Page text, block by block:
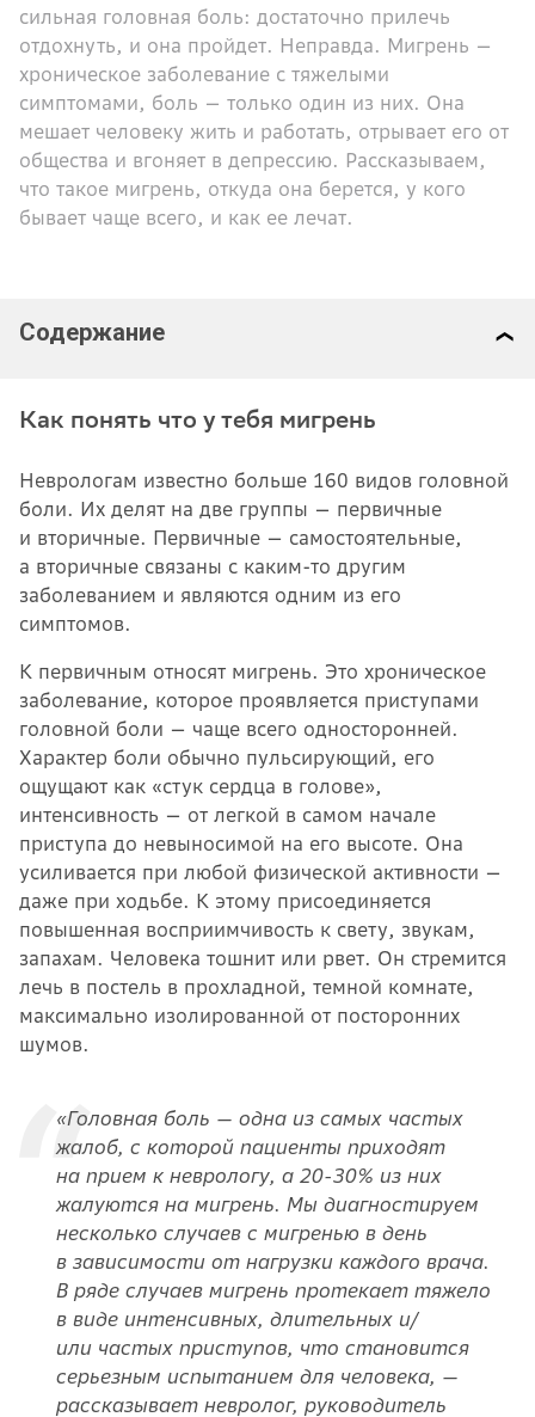
сильная головная боль: достаточно прилечь
отдохнуть, и она пройдет. Неправда. Мигрень —
хроническое заболевание с тяжелыми
симптомами, боль — только один из них. Она
мешает человеку жить и работать, отрывает его от
общества и вгоняет в депрессию. Рассказываем,
что такое мигрень, откуда она берется, у кого
бывает чаще всего, и как ее лечат.
Содержание
Как понять что у тебя мигрень
Неврологам известно больше 160 видов головной
боли. Их делят на две группы — первичные
и вторичные. Первичные — самостоятельные,
а вторичные связаны с каким-то другим
заболеванием и являются одним из его
симптомов.
К первичным относят мигрень. Это хроническое
заболевание, которое проявляется приступами
головной боли — чаще всего односторонней.
Характер боли обычно пульсирующий, его
ощущают как «стук сердца в голове»,
интенсивность — от легкой в самом начале
приступа до невыносимой на его высоте. Она
усиливается при любой физической активности —
даже при ходьбе. К этому присоединяется
повышенная восприимчивость к свету, звукам,
запахам. Человека тошнит или рвет. Он стремится
лечь в постель в прохладной, темной комнате,
максимально изолированной от посторонних
шумов.
«Головная боль — одна из самых частых
жалоб, с которой пациенты приходят
на прием к неврологу, а 20-30% из них
жалуются на мигрень. Мы диагностируем
несколько случаев с мигренью в день
в зависимости от нагрузки каждого врача.
В ряде случаев мигрень протекает тяжело
в виде интенсивных, длительных и/
или частых приступов, что становится
серьезным испытанием для человека, —
рассказывает невролог, руководитель